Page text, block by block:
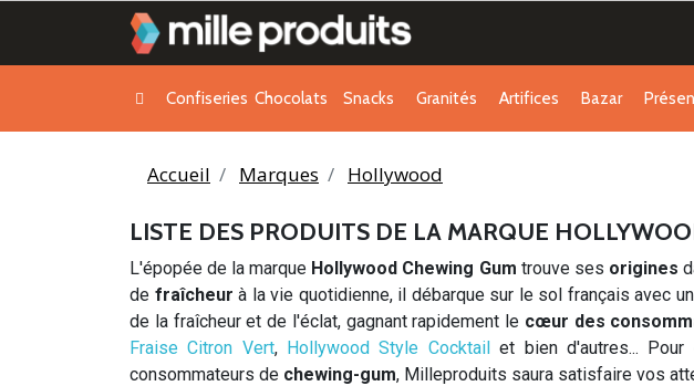
Confiseries Chocolats Snacks Granités Artifices Bazar
Accueil Marques Hollywood
LISTE DES PRODUITS DE LA MARQUE
L'épopée de la marque Hollywood Chewing Gum trouve ses origines
de fraîcheur à la vie quotidienne, il débarque sur le sol français avec
de la fraîcheur et de l'éclat, gagnant rapidement le cœur des
Fraise Citron Vert, Hollywood Style Cocktailet bien d'autres... Pour
consommateurs de chewing-gum, Milleproduits saura satisfaire vos